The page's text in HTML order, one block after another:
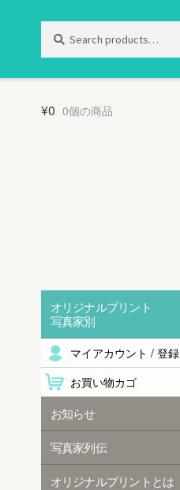
Search
for:
¥0 0個の商品
オリジナルプリント
写真家別
マイアカウント / 登録
お買い物カゴ
お知らせ
写真家列伝
オリジナルプリントとは